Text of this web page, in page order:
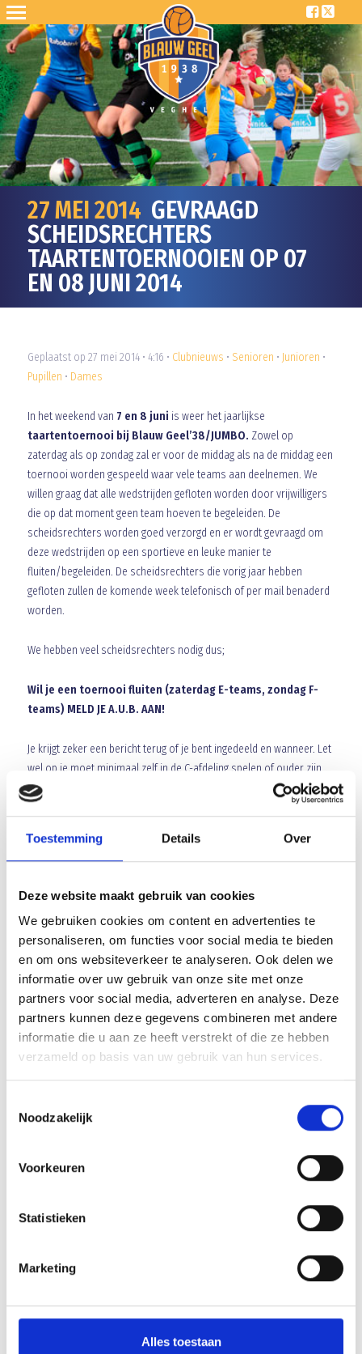
Toestemming Details Over
Deze website maakt gebruik van cookies
We gebruiken cookies om content en advertenties te
personaliseren, om functies voor social media te bieden
en om ons websiteverkeer te analyseren. Ook delen we
informatie over uw gebruik van onze site met onze
partners voor social media, adverteren en analyse. Deze
partners kunnen deze gegevens combineren met andere
informatie die u aan ze heeft verstrekt of die ze hebben
verzameld op basis van uw gebruik van hun services.
Noodzakelijk
Voorkeuren
Statistieken
Marketing
Alles toestaan
27 MEI 2014 GEVRAAGD
SCHEIDSRECHTERS
TAARTENTOERNOOIEN OP 07
EN 08 JUNI 2014
Geplaatst op 27 mei 2014 • 4:16 • Clubnieuws • Senioren • Junioren •
Pupillen • Dames
In het weekend van 7 en 8 juni is weer het jaarlijkse
taartentoernooi bij Blauw Geel’38/JUMBO. Zowel op
zaterdag als op zondag zal er voor de middag als na de middag een
toernooi worden gespeeld waar vele teams aan deelnemen. We
willen graag dat alle wedstrijden gefloten worden door vrijwilligers
die op dat moment geen team hoeven te begeleiden. De
scheidsrechters worden goed verzorgd en er wordt gevraagd om
deze wedstrijden op een sportieve en leuke manier te
fluiten/begeleiden. De scheidsrechters die vorig jaar hebben
gefloten zullen de komende week telefonisch of per mail benaderd
worden.
We hebben veel scheidsrechters nodig dus;
Wil je een toernooi fluiten (zaterdag E-teams, zondag F-
teams) MELD JE A.U.B. AAN!
Je krijgt zeker een bericht terug of je bent ingedeeld en wanneer. Let
wel op je moet minimaal zelf in de C-afdeling spelen of ouder zijn
dan 13 jaar. Aanmelden kan bij; Joost Vlassak, e-mail
jvlassak@kpnmail.nl
Alvast bedankt voor jullie medewerking.
De toernooicommissie
Array
TwitterFacebookWhatsApp
Uitstekende Prestatie Blauw Geel E4 – Districtsbeker Echt
AANMELDEN LID